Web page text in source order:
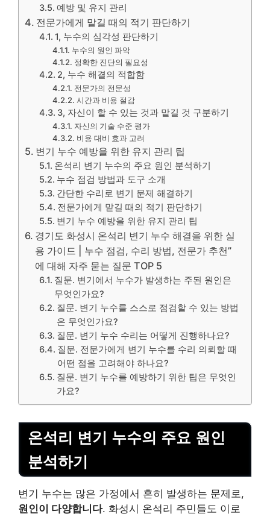
예방 및 유지 관리
전문가에게 맡길 때의 적기 판단하기
1, 누수의 심각성 판단하기
누수의 원인 파악
정확한 진단의 필요성
2, 누수 해결의 적합함
전문가의 전문성
시간과 비용 절감
3, 자신이 할 수 있는 것과 맡길 것 구분하기
자신의 기술 수준 평가
비용 대비 효과 고려
변기 누수 예방을 위한 유지 관리 팁
온석리 변기 누수의 주요 원인 분석하기
누수 점검 방법과 도구 소개
간단한 수리로 변기 문제 해결하기
전문가에게 맡길 때의 적기 판단하기
변기 누수 예방을 위한 유지 관리 팁
경기도 화성시 온석리 변기 누수 해결을 위한 실
용 가이드 | 누수 점검, 수리 방법, 전문가 추천”
에 대해 자주 묻는 질문 TOP 5
질문. 변기에서 누수가 발생하는 주된 원인은
무엇인가요?
질문. 변기 누수를 스스로 점검할 수 있는 방법
은 무엇인가요?
질문. 변기 누수 수리는 어떻게 진행하나요?
질문. 전문가에게 변기 누수를 수리 의뢰할 때
어떤 점을 고려해야 하나요?
질문. 변기 누수를 예방하기 위한 팁은 무엇인
가요?
온석리 변기 누수의 주요 원인
분석하기
변기 누수는 많은 가정에서 흔히 발생하는 문제로,
원인이 다양합니다. 화성시 온석리 주민들도 이로